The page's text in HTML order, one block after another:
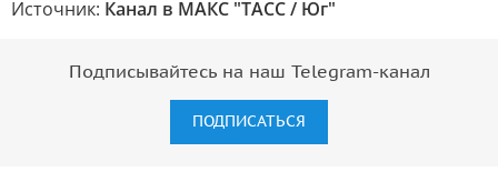
Источник: Канал в МАКС "ТАСС / Юг"
Подписывайтесь на наш Telegram-канал
ПОДПИСАТЬСЯ